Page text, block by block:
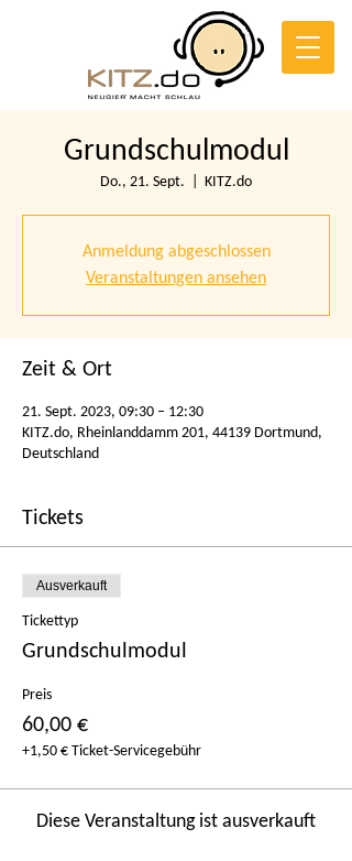
Grundschulmodul
Do., 21. Sept. KITZ.do
Anmeldung abgeschlossen
Veranstaltungen ansehen
Zeit & Ort
21. Sept. 2023, 09:30 – 12:30
KITZ.do, Rheinlanddamm 201, 44139 Dortmund,
Deutschland
Tickets
Ausverkauft
Tickettyp
Grundschulmodul
Preis
60,00 €
+1,50 € Ticket-Servicegebühr
Diese Veranstaltung ist ausverkauft